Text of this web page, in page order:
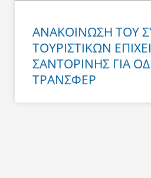
ΑΝΑΚΟΙΝΩΣΗ ΤΟΥ
ΤΟΥΡΙΣΤΙΚΩΝ
ΣΑΝΤΟΡΙΝΗΣ ΓΙΑ
ΤΡΑΝΣΦΕΡ